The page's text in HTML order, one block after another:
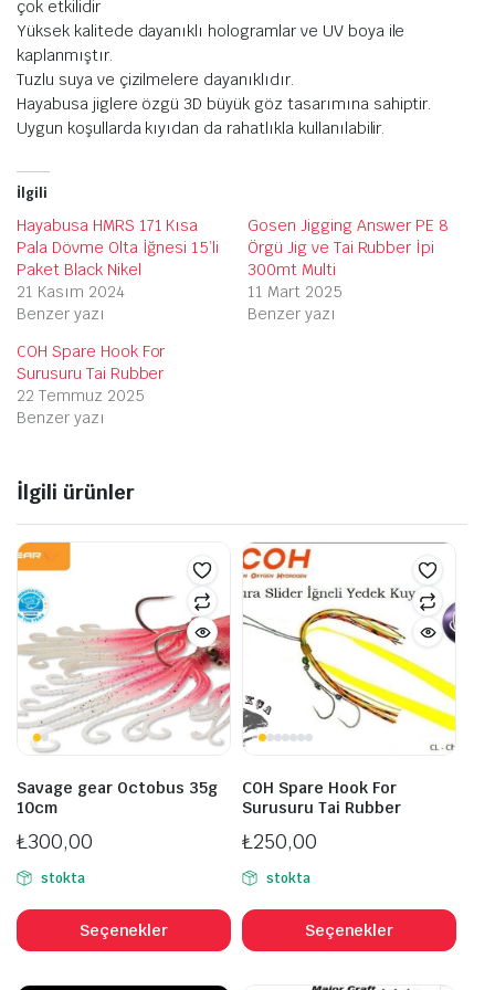
çok etkilidir
Yüksek kalitede dayanıklı hologramlar ve UV boya ile
kaplanmıştır.
Tuzlu suya ve çizilmelere dayanıklıdır.
Hayabusa jiglere özgü 3D büyük göz tasarımına sahiptir.
Uygun koşullarda kıyıdan da rahatlıkla kullanılabilir.
İlgili
Hayabusa HMRS 171 Kısa
Pala Dövme Olta İğnesi 15’li
Paket Black Nikel
21 Kasım 2024
Benzer yazı
Gosen Jigging Answer PE 8
Örgü Jig ve Tai Rubber İpi
300mt Multi
11 Mart 2025
Benzer yazı
COH Spare Hook For
Surusuru Tai Rubber
22 Temmuz 2025
Benzer yazı
İlgili ürünler
Savage gear Octobus 35g
10cm
₺300,00
stokta
Seçenekler
Bu
birden
COH Spare Hook For
Surusuru Tai Rubber
₺250,00
stokta
Seçenekler